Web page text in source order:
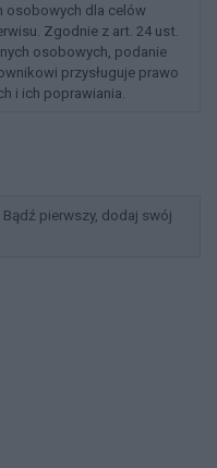
osobowych dla celów
Zgodnie z art. 24 ust.
osobowych, podanie
przysługuje prawo
i ich poprawiania.
pierwszy, dodaj swój